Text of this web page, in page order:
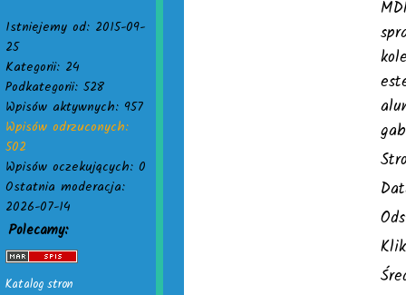
Istniejemy od: 2015-09-
25
Kategorii: 24
Podkategorii: 528
Wpisów aktywnych: 957
Wpisów odrzuconych:
502
Wpisów oczekujących: 0
Ostatnia moderacja:
2026-07-14
Polecamy:
Katalog stron